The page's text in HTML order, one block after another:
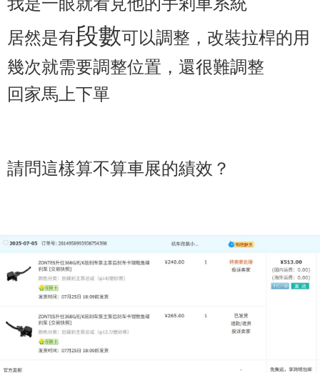
居然是有段數可以調整，改裝拉桿的用
幾次就需要調整位置，還很難調整
回家馬上下單
請問這樣算不算車展的績效？